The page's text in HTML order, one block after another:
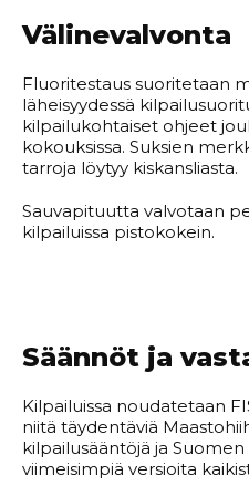
Välinevalvonta
Fluoritestaus suoritetaan
läheisyydessä
kilpailukohtaiset ohjeet
kokouksissa. Suksien
tarroja löytyy kiskansliasta.
Sauvapituutta valvotaan
kilpailuissa pistokokein.
Säännöt ja
Kilpailuissa noudatetaan
niitä täydentäviä
kilpailusääntöjä ja
viimeisimpiä versioita